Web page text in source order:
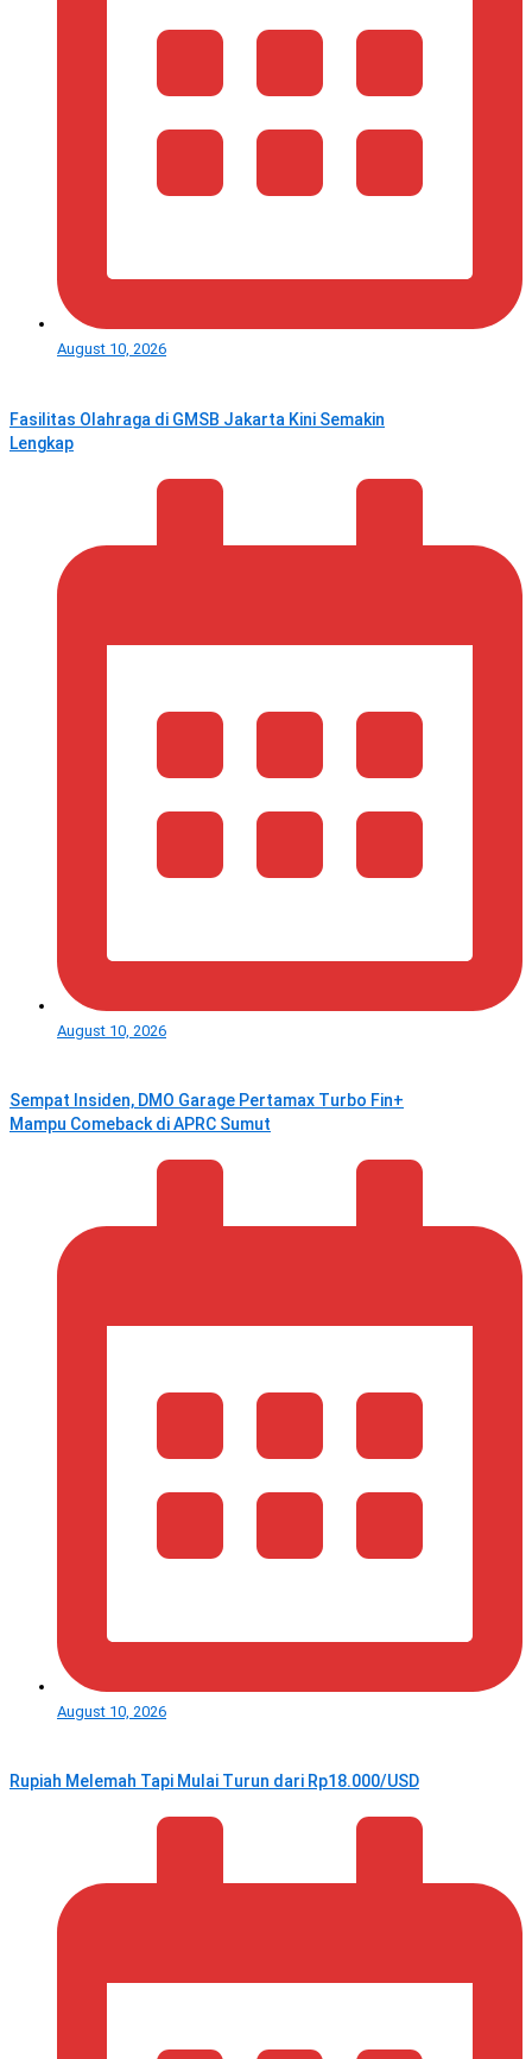
August 10, 2026
Fasilitas Olahraga di GMSB Jakarta Kini Semakin
Lengkap
August 10, 2026
Sempat Insiden, DMO Garage Pertamax Turbo Fin+
Mampu Comeback di APRC Sumut
August 10, 2026
Rupiah Melemah Tapi Mulai Turun dari Rp18.000/USD